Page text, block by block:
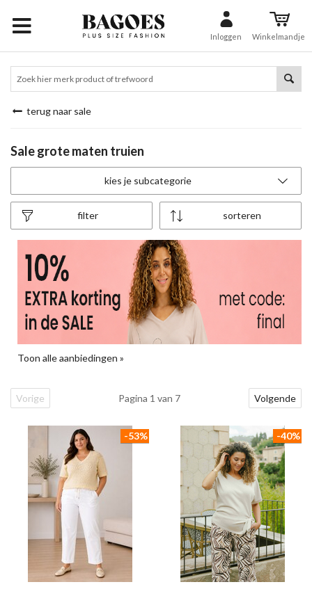
Inloggen Winkelmandje
terug naar sale
Sale grote maten truien
kies je subcategorie
sorteren
filter
Toon alle aanbiedingen »
Vorige Pagina 1 van 7 Volgende
-53% -40%